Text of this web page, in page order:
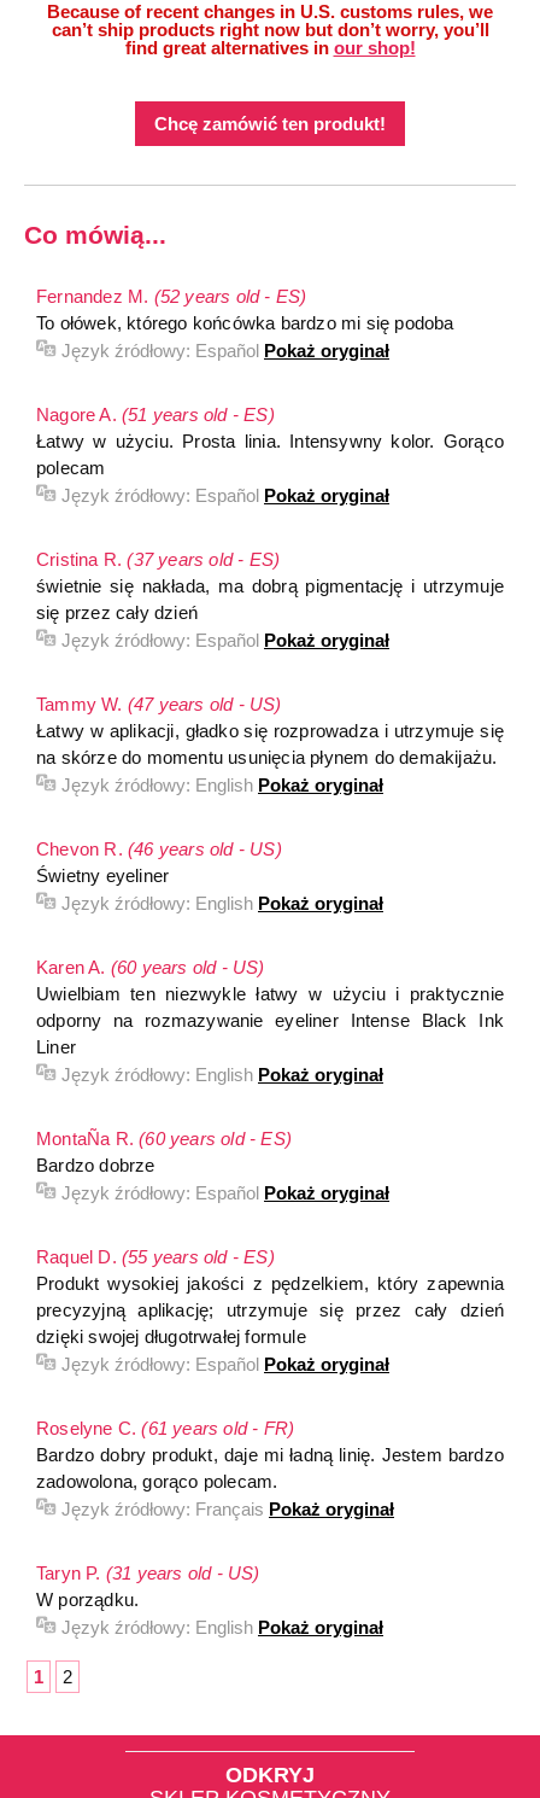
Because of recent changes in U.S. customs rules, we
can’t ship products right now but don’t worry, you’ll
find great alternatives in our shop!
Chcę zamówić ten produkt!
Co mówią...
Fernandez M. (52 years old - ES)
To ołówek, którego końcówka bardzo mi się podoba
Język źródłowy: Español Pokaż oryginał
Nagore A. (51 years old - ES)
Łatwy w użyciu. Prosta linia. Intensywny kolor. Gorąco
polecam
Język źródłowy: Español Pokaż oryginał
Cristina R.(37 years old - ES)
świetnie się nakłada, ma dobrą pigmentację i utrzymuje
się przez cały dzień
Język źródłowy: Español Pokaż oryginał
Tammy W. (47 years old - US)
Łatwy w aplikacji, gładko się rozprowadza i utrzymuje się
na skórze do momentu usunięcia płynem do demakijażu.
Język źródłowy: English Pokaż oryginał
Chevon R. (46 years old - US)
Świetny eyeliner
Język źródłowy: English Pokaż oryginał
Karen A. (60 years old - US)
Uwielbiam ten niezwykle łatwy w użyciu i praktycznie
odporny na rozmazywanie eyeliner Intense Black Ink
Liner
Język źródłowy: English Pokaż oryginał
MontaÑa R.(60 years old - ES)
Bardzo dobrze
Język źródłowy: Español Pokaż oryginał
Raquel D. (55 years old - ES)
Produkt wysokiej jakości z pędzelkiem, który zapewnia
precyzyjną aplikację; utrzymuje się przez cały dzień
dzięki swojej długotrwałej formule
Język źródłowy: Español Pokaż oryginał
Roselyne C.(61 years old - FR)
Bardzo dobry produkt, daje mi ładną linię. Jestem bardzo
zadowolona, gorąco polecam.
Język źródłowy: Français Pokaż oryginał
Taryn P. (31 years old - US)
W porządku.
Język źródłowy: English Pokaż oryginał
1 2
ODKRYJ